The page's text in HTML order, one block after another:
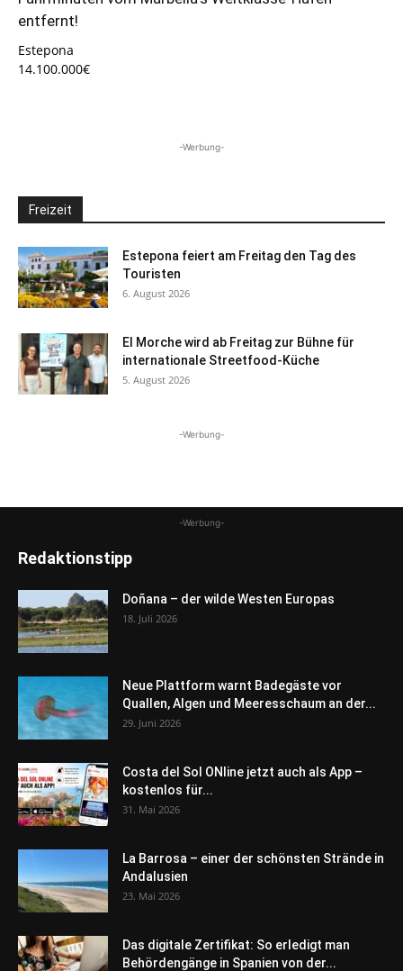
entfernt!
Estepona
14.100.000€
-Werbung-
Freizeit
Estepona feiert am Freitag den Tag des
Touristen
6. August 2026
El Morche wird ab Freitag zur Bühne für
internationale Streetfood-Küche
5. August 2026
-Werbung-
-Werbung-
Redaktionstipp
Doñana – der wilde Westen Europas
18. Juli 2026
Neue Plattform warnt Badegäste vor
Quallen, Algen und Meeresschaum an der...
29. Juni 2026
Costa del Sol ONline jetzt auch als App –
kostenlos für...
31. Mai 2026
La Barrosa – einer der schönsten Strände in
Andalusien
23. Mai 2026
Das digitale Zertifikat: So erledigt man
Behördengänge in Spanien von der...